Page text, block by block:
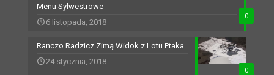
0
Menu Sylwestrowe
6 listopada, 2018
0
Ranczo Radzicz Zimą Widok z Lotu Ptaka
24 stycznia, 2018